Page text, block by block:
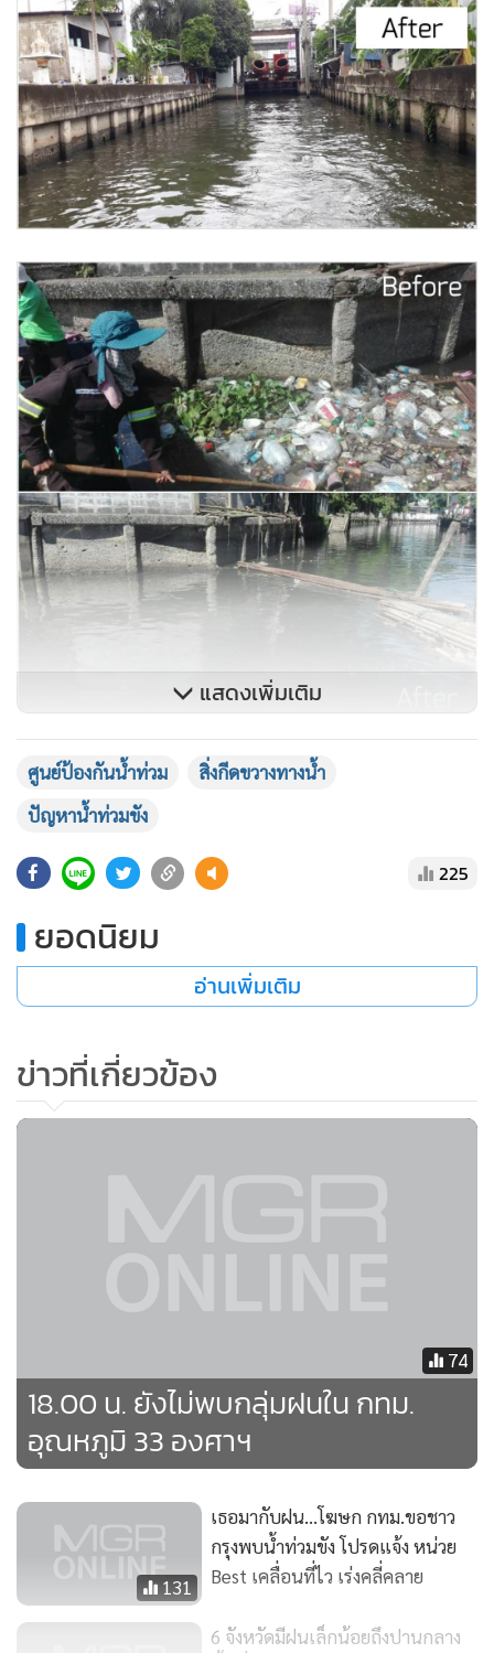
แสดงเพิ่มเติม
ศูนย์ป้องกันน้ำท่วม
สิ่งกีดขวางทางน้ำ
ปัญหาน้ำท่วมขัง
225
ยอดนิยม
อ่านเพิ่มเติม
ข่าวที่เกี่ยวข้อง
74
18.00 น. ยังไม่พบกลุ่มฝนใน กทม.
อุณหภูมิ 33 องศาฯ
131
เธอมากับฝน...โฆษก กทม.ขอชาว
กรุงพบน้ำท่วมขัง โปรดแจ้ง หน่วย
Best เคลื่อนที่ไว เร่งคลี่คลาย
6 จังหวัดมีฝนเล็กน้อยถึงปานกลาง